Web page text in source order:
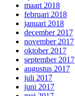
maart 2018
februari 2018
januari 2018
december 2017
november 2017
oktober 2017
september 2017
augustus 2017
juli 2017
juni 2017